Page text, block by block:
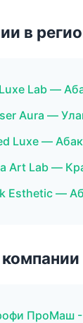
в
Lab —
Aura —
Luxe —
Art Lab —
Esthetic —
ПроМаш -